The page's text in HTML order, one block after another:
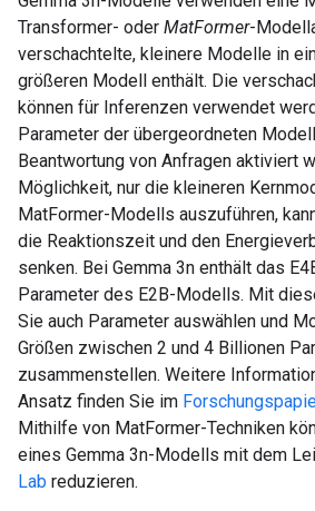
Transformer- oder MatFormer-
verschachtelte, kleinere Modelle in
größeren Modell enthält. Die
können für Inferenzen verwendet
Parameter der übergeordneten
Beantwortung von Anfragen aktiviert
Möglichkeit, nur die kleineren
MatFormer-Modells auszuführen,
die Reaktionszeit und den
senken. Bei Gemma 3n enthält das
Parameter des E2B-Modells. Mit
Sie auch Parameter auswählen und
Größen zwischen 2 und 4 Billionen
zusammenstellen. Weitere
Ansatz finden Sie im
Mithilfe von MatFormer-Techniken
eines Gemma 3n-Modells mit dem
Lab reduzieren.